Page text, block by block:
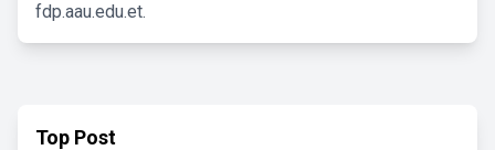
fdp.aau.edu.et.
Top Post